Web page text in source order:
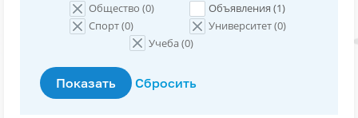
Общество (0) Объявления (1)
Спорт (0) Университет (0)
Учеба (0)